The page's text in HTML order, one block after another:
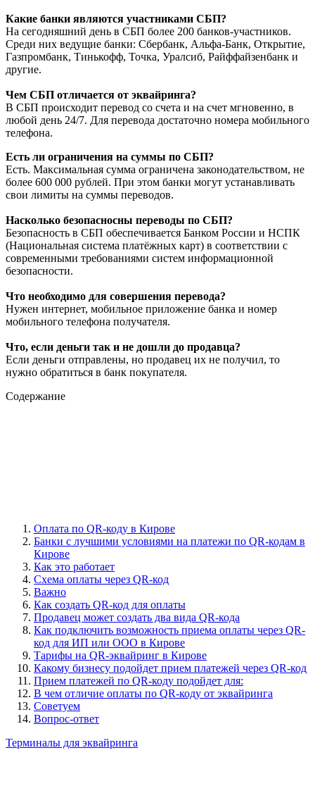
Какие банки являются участниками СБП?
На сегодняшний день в СБП более 200 банков-участников.
Среди них ведущие банки: Сбербанк, Альфа-Банк, Открытие,
Газпромбанк, Тинькофф, Точка, Уралсиб, Райффайзенбанк и
другие.
Чем СБП отличается от эквайринга?
В СБП происходит перевод со счета и на счет мгновенно, в
любой день 24/7. Для перевода достаточно номера мобильного
телефона.
Есть ли ограничения на суммы по СБП?
Есть. Максимальная сумма ограничена законодательством, не
более 600 000 рублей. При этом банки могут устанавливать
свои лимиты на суммы переводов.
Насколько безопасносны переводы по СБП?
Безопасность в СБП обеспечивается Банком России и НСПК
(Национальная система платёжных карт) в соответствии с
современными требованиями систем информационной
безопасности.
Что необходимо для совершения перевода?
Нужен интернет, мобильное приложение банка и номер
мобильного телефона получателя.
Что, если деньги так и не дошли до продавца?
Если деньги отправлены, но продавец их не получил, то
нужно обратиться в банк покупателя.
Содержание
Оплата по QR-коду в Кирове
Банки с лучшими условиями на платежи по QR-кодам в
Кирове
Как это работает
Схема оплаты через QR-код
Важно
Как создать QR-код для оплаты
Продавец может создать два вида QR-кода
Как подключить возможность приема оплаты через QR-
код для ИП или ООО в Кирове
Тарифы на QR-эквайринг в Кирове
Какому бизнесу подойдет прием платежей через QR-код
Прием платежей по QR-коду подойдет для:
В чем отличие оплаты по QR-коду от эквайринга
Советуем
Вопрос-ответ
Терминалы для эквайринга